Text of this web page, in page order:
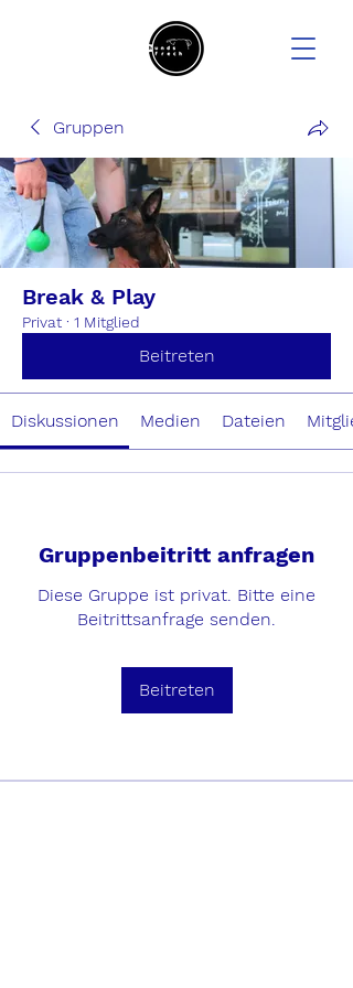
Gruppen
Break & Play
Privat · 1 Mitglied
Beitreten
Diskussionen Medien Dateien
Gruppenbeitritt anfragen
Diese Gruppe ist privat. Bitte eine
Beitrittsanfrage senden.
Beitreten